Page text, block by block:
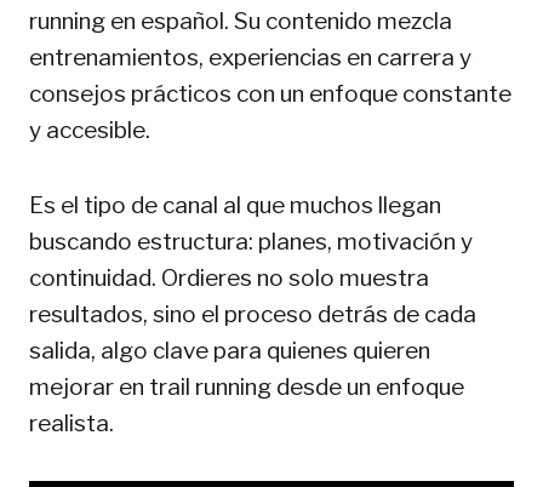
running en español. Su contenido mezcla
entrenamientos, experiencias en carrera y
consejos prácticos con un enfoque constante
y accesible.
Es el tipo de canal al que muchos llegan
buscando estructura: planes, motivación y
continuidad. Ordieres no solo muestra
resultados, sino el proceso detrás de cada
salida, algo clave para quienes quieren
mejorar en trail running desde un enfoque
realista.